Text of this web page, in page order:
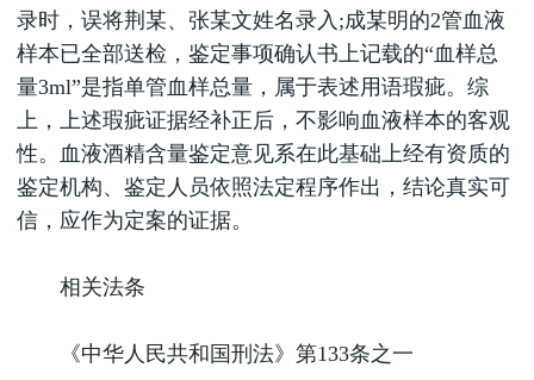
录时，误将荆某、张某文姓名录入;成某明的2管血液
样本已全部送检，鉴定事项确认书上记载的“血样总
量3ml”是指单管血样总量，属于表述用语瑕疵。综
上，上述瑕疵证据经补正后，不影响血液样本的客观
性。血液酒精含量鉴定意见系在此基础上经有资质的
鉴定机构、鉴定人员依照法定程序作出，结论真实可
信，应作为定案的证据。
相关法条
《中华人民共和国刑法》第133条之一